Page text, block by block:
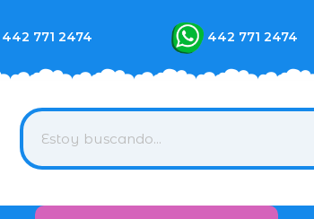
442 771 2474 442 771 2474